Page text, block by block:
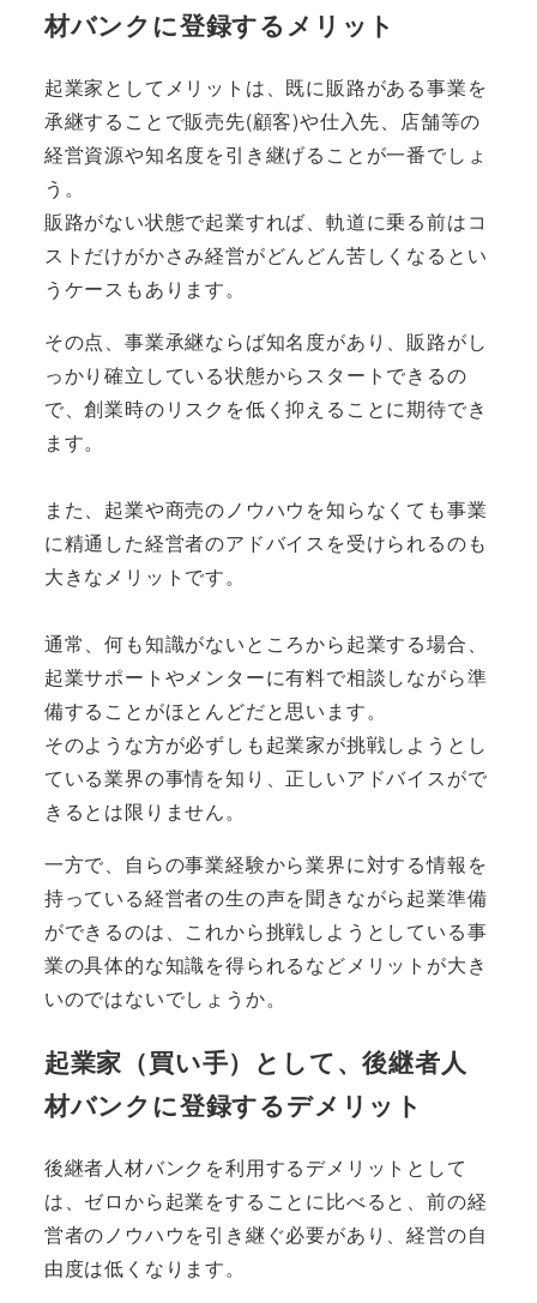
材バンクに登録するメリット
起業家としてメリットは、 既に販路がある事業を
承継することで販売先(顧客)や仕入先、店舗等の
経営資源や知名度を引き継げる ことが一番でしょ
う。
販路がない状態で起業すれば、軌道に乗る前はコ
ストだけがかさみ経営がどんどん苦しくなるとい
うケースもあります。
その点、事業承継ならば知名度があり、販路がし
っかり確立している状態からスタートできるの
で、創業時のリスクを低く抑える ことに期待でき
ます。
また、起業や商売のノウハウを知らなくても事業
に精通した経営者のアドバイスを受けられるのも
大きなメリットです。
通常、何も知識がないところから起業する場合、
起業サポートやメンターに有料で相談しながら準
備することがほとんどだと思います。
そのような方が必ずしも起業家が挑戦しようとし
ている業界の事情を知り、正しいアドバイスがで
きるとは限りません。
一方で、 自らの事業経験から業界に対する情報を
持っている経営者の生の声を聞きながら起業準備
ができるのは、これから挑戦しようとしている事
業の具体的な知識を得られるなどメリットが大き
いのではないでしょうか。
起業家（買い手）として、後継者人
材バンクに登録するデメリット
後継者人材バンクを利用するデメリットとして
は、ゼロから起業をすることに比べると、前の経
営者のノウハウを引き継ぐ必要があり、経営の自
由度は低く なります。